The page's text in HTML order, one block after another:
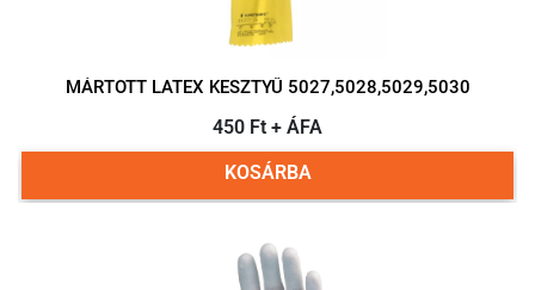
MÁRTOTT LATEX KESZTYŰ 5027,5028,5029,5030
450 Ft + ÁFA
KOSÁRBA